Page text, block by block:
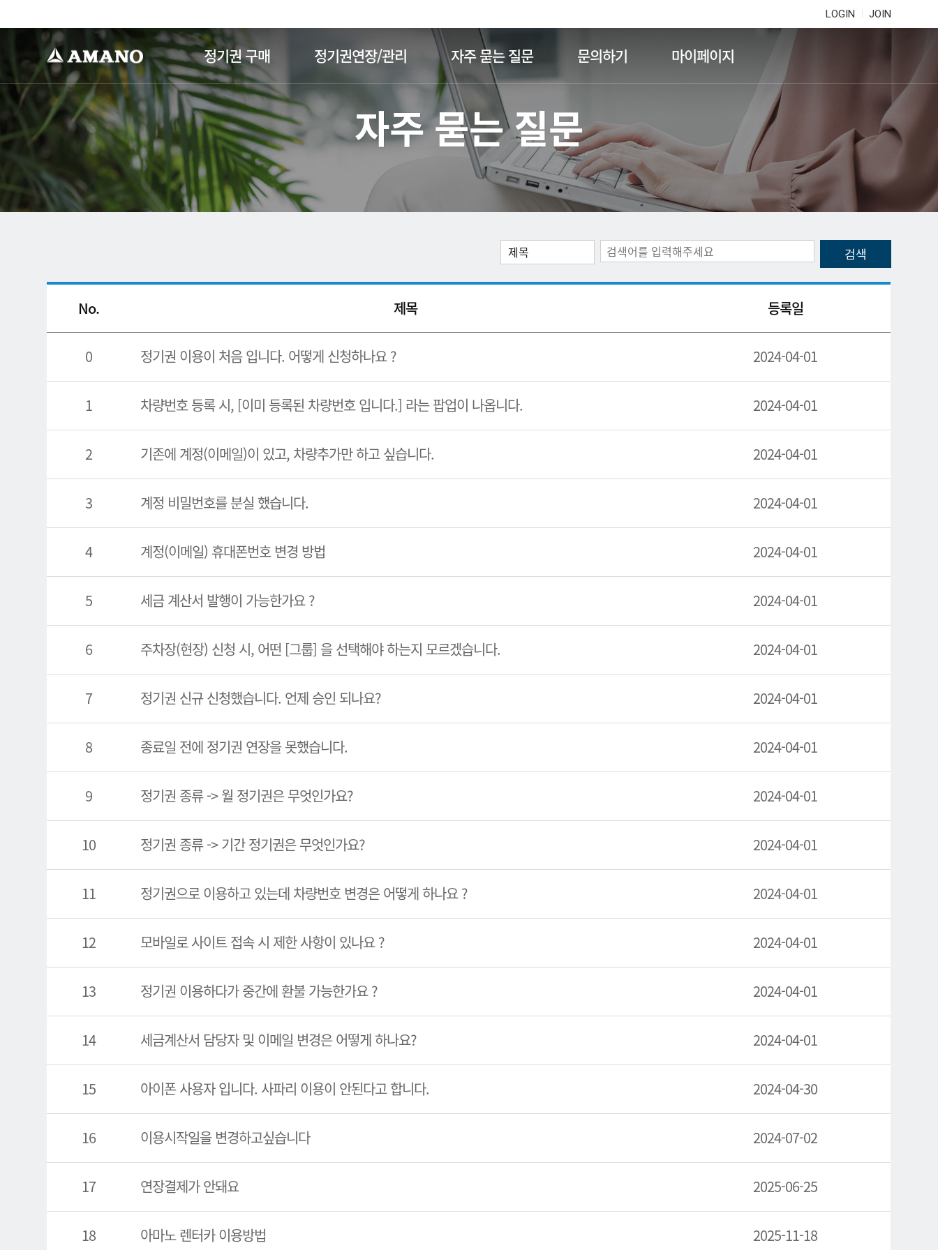
LOGIN JOIN
정기권 구매 정기권연장/관리 자주 묻는 질문 문의하기 마이페이지
자주 묻는 질문
No. 제목 등록일
0 정기권 이용이 처음 입니다. 어떻게 신청하나요 ? 2024-04-01
1 차량번호 등록 시, [이미 등록된 차량번호 입니다.] 라는 팝업이 나옵니다. 2024-04-01
2 기존에 계정(이메일)이 있고, 차량추가만 하고 싶습니다. 2024-04-01
3 계정 비밀번호를 분실 했습니다. 2024-04-01
4 계정(이메일) 휴대폰번호 변경 방법 2024-04-01
5 세금 계산서 발행이 가능한가요 ? 2024-04-01
6 주차장(현장) 신청 시, 어떤 [그룹] 을 선택해야 하는지 모르겠습니다. 2024-04-01
7 정기권 신규 신청했습니다. 언제 승인 되나요? 2024-04-01
8 종료일 전에 정기권 연장을 못했습니다. 2024-04-01
9 정기권 종류 -> 월 정기권은 무엇인가요? 2024-04-01
10 정기권 종류 -> 기간 정기권은 무엇인가요? 2024-04-01
11 정기권으로 이용하고 있는데 차량번호 변경은 어떻게 하나요 ? 2024-04-01
12 모바일로 사이트 접속 시 제한 사항이 있나요 ? 2024-04-01
13 정기권 이용하다가 중간에 환불 가능한가요 ? 2024-04-01
14 세금계산서 담당자 및 이메일 변경은 어떻게 하나요? 2024-04-01
15 아이폰 사용자 입니다. 사파리 이용이 안된다고 합니다. 2024-04-30
16 이용시작일을 변경하고싶습니다 2024-07-02
17 연장결제가 안돼요 2025-06-25
18 아마노 렌터카 이용방법 2025-11-18